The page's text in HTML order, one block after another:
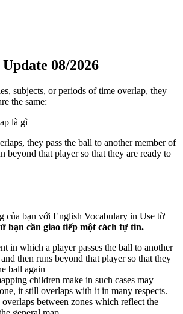
08/2026
subjects, or periods of time overlap, they
the same:
là gì
they pass the ball to another member of
beyond that player so that they are ready to
của bạn với English Vocabulary in Use từ
bạn cần giao tiếp một cách tự tin.
in which a player passes the ball to another
then runs beyond that player so that they
ball again
children make in such cases may
it still overlaps with it in many respects.
overlaps between zones which reflect the